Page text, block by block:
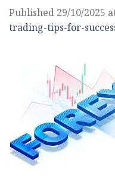
Published 29/10/2025
trading-tips-for-